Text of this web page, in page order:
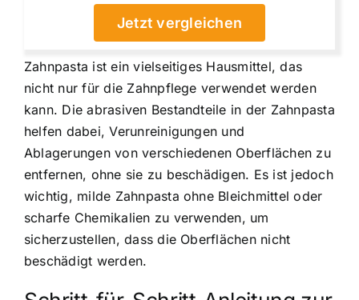
Jetzt vergleichen
Zahnpasta ist ein vielseitiges Hausmittel, das
nicht nur für die Zahnpflege verwendet werden
kann. Die abrasiven Bestandteile in der Zahnpasta
helfen dabei, Verunreinigungen und
Ablagerungen von verschiedenen Oberflächen zu
entfernen, ohne sie zu beschädigen. Es ist jedoch
wichtig, milde Zahnpasta ohne Bleichmittel oder
scharfe Chemikalien zu verwenden, um
sicherzustellen, dass die Oberflächen nicht
beschädigt werden.